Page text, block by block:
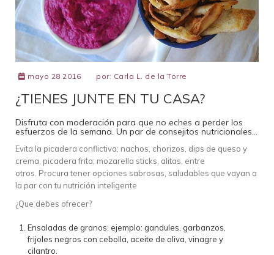
mayo 28 2016 por: Carla L. de la Torre
¿TIENES JUNTE EN TU CASA?
Disfruta con moderación para que no eches a perder los
esfuerzos de la semana. Un par de consejitos nutricionales…
Evita la picadera conflictiva; nachos, chorizos, dips de queso y
crema, picadera frita; mozarella sticks, alitas, entre
otros. Procura tener opciones sabrosas, saludables que vayan a
la par con tu nutrición inteligente
¿Que debes ofrecer?
Ensaladas de granos: ejemplo: gandules, garbanzos,
frijoles negros con cebolla, aceite de oliva, vinagre y
cilantro.